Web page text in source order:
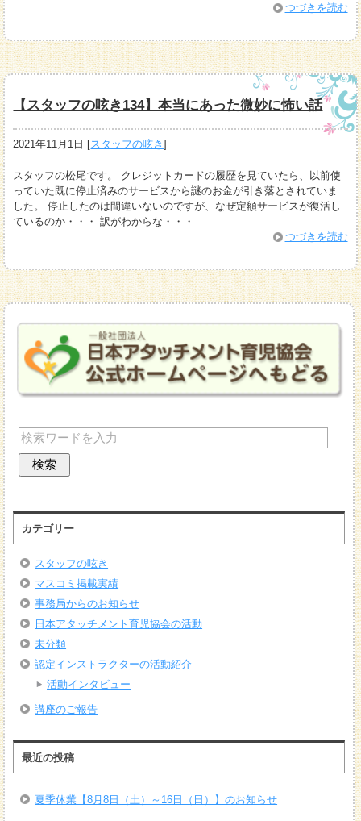
つづきを読む
【スタッフの呟き134】本当にあった微妙に怖い話
2021年11月1日 [スタッフの呟き]
スタッフの松尾です。 クレジットカードの履歴を見ていたら、以前使
っていた既に停止済みのサービスから謎のお金が引き落とされていま
した。 停止したのは間違いないのですが、なぜ定額サービスが復活し
ているのか・・・ 訳がわからな・・・
つづきを読む
カテゴリー
スタッフの呟き
マスコミ掲載実績
事務局からのお知らせ
日本アタッチメント育児協会の活動
未分類
認定インストラクターの活動紹介
活動インタビュー
講座のご報告
最近の投稿
夏季休業【8月8日（土）～16日（日）】のお知らせ